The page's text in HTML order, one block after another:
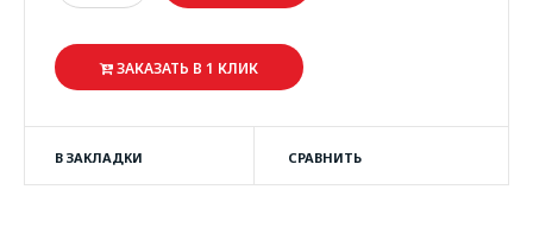
ЗАКАЗАТЬ В 1 КЛИК
В ЗАКЛАДКИ СРАВНИТЬ